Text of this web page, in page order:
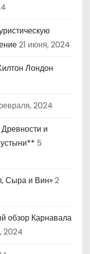
21 июня, 2024
Лондон
2024
и
5
Сыра и Вин»2
обзор Карнавала
2024